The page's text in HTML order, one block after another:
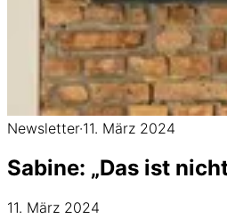
Newsletter·11. März 2024
Sabine: „Das ist
11. März 2024